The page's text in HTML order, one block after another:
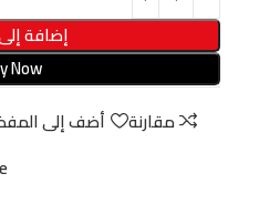
إضافة
Now
مقارنة
أضف إلى